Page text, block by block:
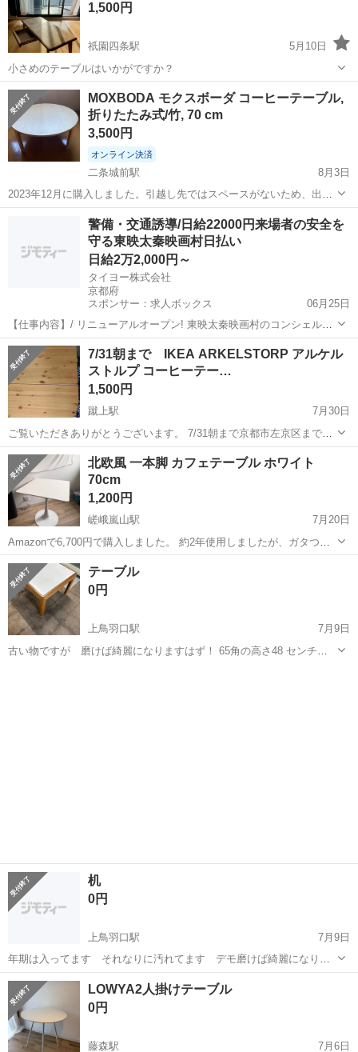
1,500円
祇園四条駅
5月10日
小さめのテーブルはいかがですか？
京都 京都市 テーブル
MOXBODA モクスボーダ コーヒーテーブル,
折りたたみ式/竹, 70 cm
3,500円
オンライン決済
二条城前駅
8月3日
2023年12月に購入しました。引越し先ではスペースがないため、出品
することにしました。 元々は、子供部屋で使用していました。 天板部
分もとても綺麗な状態です。脚にフェルトをつけましたが、一つ取れ
てしまいました。 ...
京都市 二条城前駅 テーブル フェルト
警備・交通誘導/日給22000円来場者の安全を
守る東映太秦映画村日払い
日給2万2,000円～
タイヨー株式会社
京都府
スポンサー：求人ボックス
06月25日
【仕事内容】/ リニューアルオープン! 東映太秦映画村のコンシェルジ
ュ! お仕事内容 リニューアルオープンする東映太秦映画村での 警備ス
タッフをお願いします! 目指せ!「おもてなし」のできる警備員! 具体的
には…? ・出入管理業務...
アルバイト・パート
7/31朝まで IKEA ARKELSTORP アルケル
ストルプ コーヒーテー…
1,500円
蹴上駅
7月30日
ご覧いただきありがとうございます。 7/31朝まで京都市左京区まで引
き取りに来ていただける方限定です。 商品の大きさ： 長さ（最小）:
50 cm 長さ（最大）: 140 cm 幅: 65 cm 高さ: 52 cm ...
京都 京都市 蹴上駅 テーブル 無垢材
北欧風 一本脚 カフェテーブル ホワイト
70cm
1,200円
嵯峨嵐山駅
7月20日
Amazonで6,700円で購入しました。 約2年使用しましたが、ガタつき
などはなく、まだまだお使いいただけます。 天板に細かな擦れや黒い
跡など使用に伴う傷がありますので、写真をご確認のうえご検討くだ
さい。 サイズ：7...
京都 京都市 嵯峨嵐山駅
テーブル
0円
上鳥羽口駅
7月9日
古い物ですが 磨けば綺麗になりますはず！ 65角の高さ48 センチで
机
0円
上鳥羽口駅
7月9日
年期は入ってます それなりに汚れてます デモ磨けば綺麗になりま
すはず！
京都 京都市 上鳥羽口駅 テーブル
LOWYA2人掛けテーブル
0円
藤森駅
7月6日